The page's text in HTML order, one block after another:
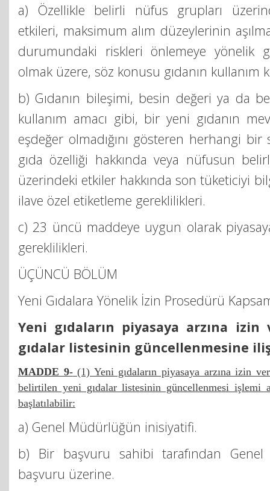
a) Özellikle belirli nüfus grupları
etkileri, maksimum alım düzeylerinin
durumundaki riskleri önlemeye yönelik
olmak üzere, söz konusu gıdanın kullanım
b) Gıdanın bileşimi, besin değeri ya da
kullanım amacı gibi, bir yeni gıdanın
eşdeğer olmadığını gösteren herhangi
gıda özelliği hakkında veya nüfusun
üzerindeki etkiler hakkında son tüketiciyi
ilave özel etiketleme gereklilikleri.
c) 23 üncü maddeye uygun olarak
gereklilikleri.
ÜÇÜNCÜ BÖLÜM
Yeni Gıdalara Yönelik İzin Prosedürü
Yeni gıdaların piyasaya arzına
gıdalar listesinin güncellenmesine
MADDE 9-(1) Yeni gıdaların piyasaya arzına izin
belirtilen yeni gıdalar listesinin güncellenmesi işlemi
başlatılabilir:
a) Genel Müdürlüğün inisiyatifi.
b) Bir başvuru sahibi tarafından Genel
başvuru üzerine.